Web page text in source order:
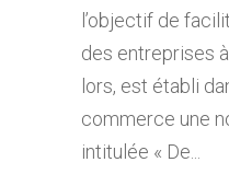
l’objectif de
des entreprises
lors, est établi
commerce une
intitulée « De...